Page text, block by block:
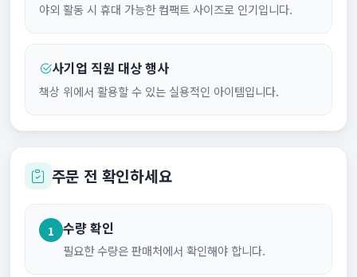
야외 활동 시 휴대 가능한 컴팩트 사이즈로 인기입니다.
사기업 직원 대상 행사
책상 위에서 활용할 수 있는 실용적인 아이템입니다.
주문 전 확인하세요
1 수량 확인
필요한 수량은 판매처에서 확인해야 합니다.